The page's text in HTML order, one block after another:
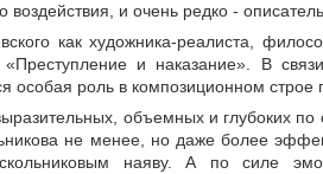
воздействия, и очень редко -
как художника-реалиста,
и наказание». В
особая роль в композиционном строе
объемных и глубоких
не менее, но даже более
наяву. А по силе